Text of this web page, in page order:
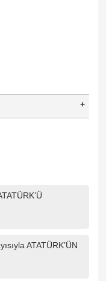
ATATÜRK’ÜN